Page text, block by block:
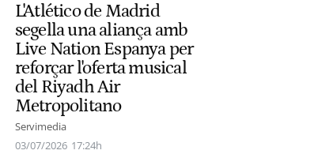
L'Atlético de Madrid
segella una aliança amb
Live Nation Espanya per
reforçar l'oferta musical
del Riyadh Air
Metropolitano
Servimedia
03/07/2026 17:24h